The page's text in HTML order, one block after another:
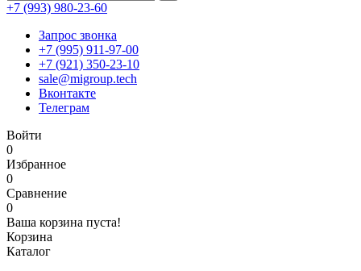
+7 (993) 980-23-60
Запрос звонка
+7 (995) 911-97-00
+7 (921) 350-23-10
sale@migroup.tech
Вконтакте
Телеграм
Войти
0
Избранное
0
Сравнение
0
Ваша корзина пуста!
Корзина
Каталог